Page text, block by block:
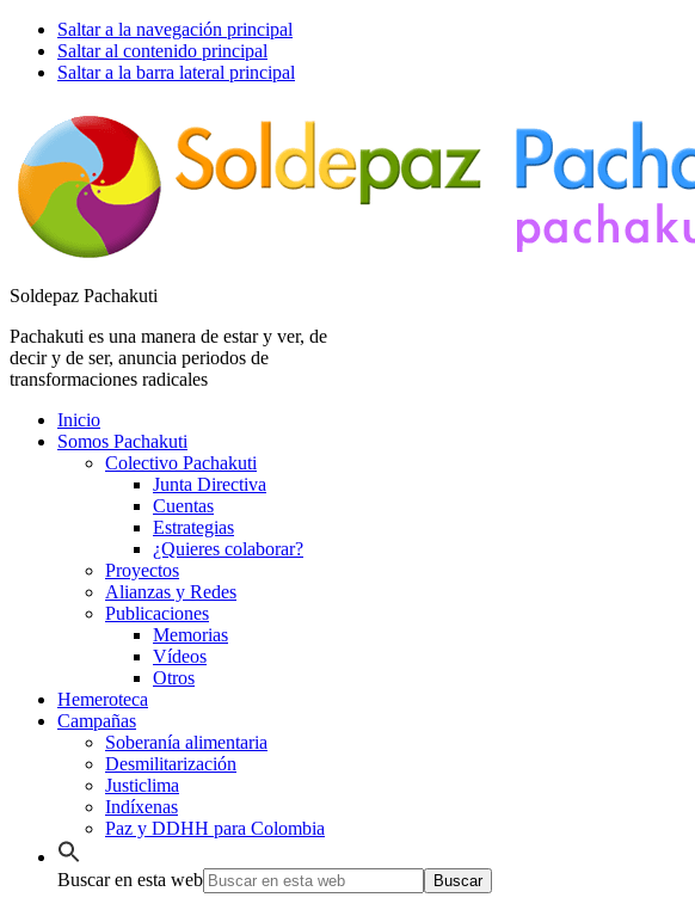
Saltar a la navegación principal
Saltar al contenido principal
Saltar a la barra lateral principal
Soldepaz Pachakuti
Pachakuti es una manera de estar y ver, de
decir y de ser, anuncia periodos de
transformaciones radicales
Inicio
Somos Pachakuti
Colectivo Pachakuti
Junta Directiva
Cuentas
Estrategias
¿Quieres colaborar?
Proyectos
Alianzas y Redes
Publicaciones
Memorias
Vídeos
Otros
Hemeroteca
Campañas
Soberanía alimentaria
Desmilitarización
Justiclima
Indíxenas
Paz y DDHH para Colombia
Buscar en esta web